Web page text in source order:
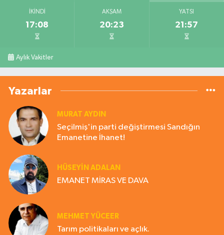
İKINDI
17:08
AKŞAM
20:23
YATSI
21:57
Aylık Vakitler
Yazarlar
MURAT AYDIN
Seçilmiş'in parti değiştirmesi Sandığın
Emanetine İhanet!
HÜSEYIN ADALAN
EMANET MİRAS VE DAVA
MEHMET YÜCEER
Tarım politikaları ve açlık.